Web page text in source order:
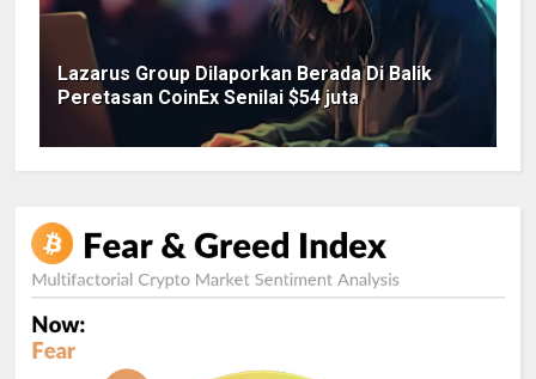
Lazarus Group Dilaporkan Berada Di Balik
Peretasan CoinEx Senilai $54 juta